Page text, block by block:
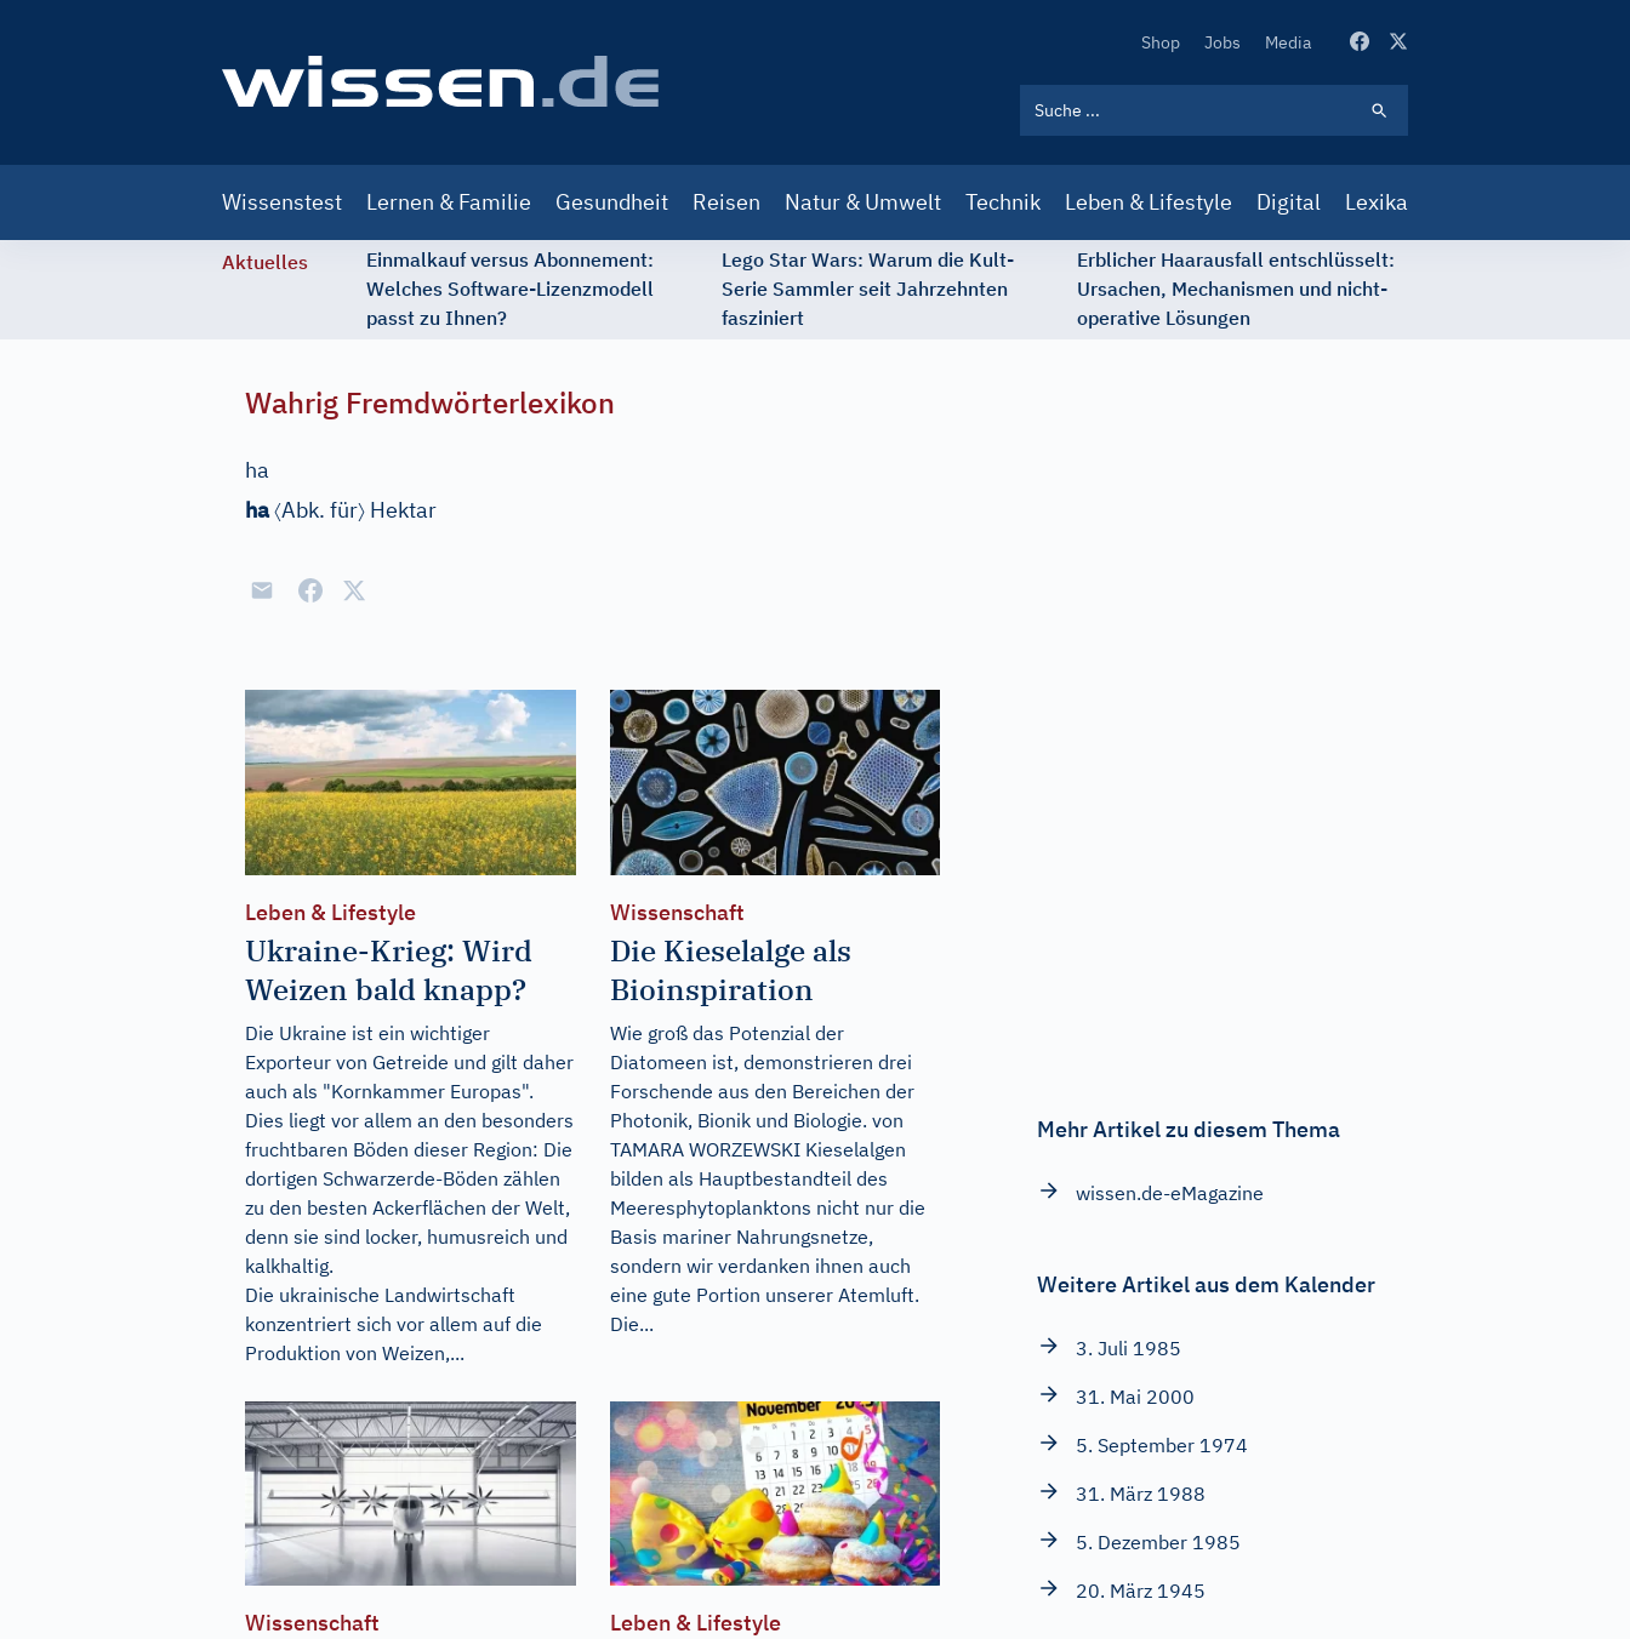
Secondary
Shop Jobs Media
navigation
Wissenstest Lernen & Familie Gesundheit Reisen Natur & Umwelt Technik Leben & Lifestyle Digital Lexika
Aktuelles
Einmalkauf versus Abonnement:
Welches Software-Lizenzmodell
passt zu Ihnen?
Lego Star Wars: Warum die Kult-
Serie Sammler seit Jahrzehnten
fasziniert
Erblicher Haarausfall entschlüsselt:
Ursachen, Mechanismen und nicht-
operative Lösungen
Wahrig Fremdwörterlexikon
ha
ha〈Abk. für〉 Hektar
Leben & Lifestyle
Ukraine-Krieg: Wird
Weizen bald knapp?
Die Ukraine ist ein wichtiger
Exporteur von Getreide und gilt daher
auch als "Kornkammer Europas".
Dies liegt vor allem an den besonders
fruchtbaren Böden dieser Region: Die
dortigen Schwarzerde-Böden zählen
zu den besten Ackerflächen der Welt,
denn sie sind locker, humusreich und
kalkhaltig.
Die ukrainische Landwirtschaft
konzentriert sich vor allem auf die
Produktion von Weizen,...
Wissenschaft
Die Kieselalge als
Bioinspiration
Wie groß das Potenzial der
Diatomeen ist, demonstrieren drei
Forschende aus den Bereichen der
Photonik, Bionik und Biologie. von
TAMARA WORZEWSKI Kieselalgen
bilden als Hauptbestandteil des
Meeresphytoplanktons nicht nur die
Basis mariner Nahrungsnetze,
sondern wir verdanken ihnen auch
eine gute Portion unserer Atemluft.
Die...
Wissenschaft Leben & Lifestyle
Mehr Artikel zu diesem Thema
wissen.de-eMagazine
Weitere Artikel aus dem Kalender
3. Juli 1985
31. Mai 2000
5. September 1974
31. März 1988
5. Dezember 1985
20. März 1945